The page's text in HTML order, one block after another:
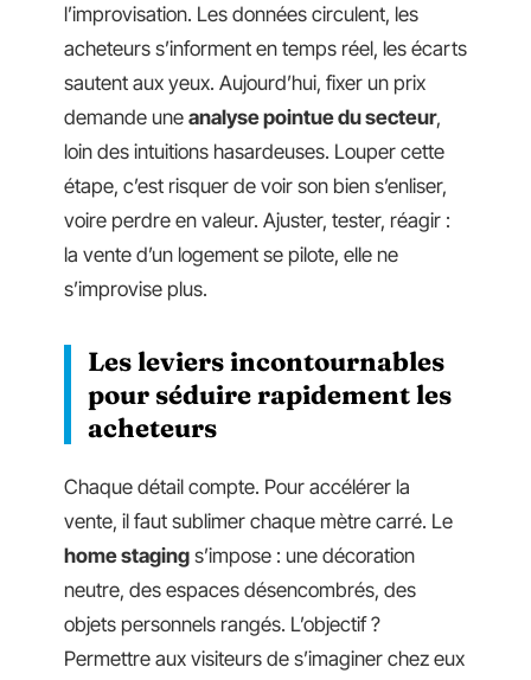
l’improvisation. Les données circulent, les
acheteurs s’informent en temps réel, les écarts
sautent aux yeux. Aujourd’hui, fixer un prix
demande une analyse pointue du secteur,
loin des intuitions hasardeuses. Louper cette
étape, c’est risquer de voir son bien s’enliser,
voire perdre en valeur. Ajuster, tester, réagir :
la vente d’un logement se pilote, elle ne
s’improvise plus.
Les leviers incontournables
pour séduire rapidement les
acheteurs
Chaque détail compte. Pour accélérer la
vente, il faut sublimer chaque mètre carré. Le
home staging s’impose : une décoration
neutre, des espaces désencombrés, des
objets personnels rangés. L’objectif ?
Permettre aux visiteurs de s’imaginer chez eux